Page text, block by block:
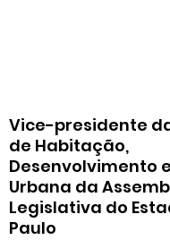
Vice-presidente
de Habitação,
Desenvolvimento
Urbana da
Legislativa do
Paulo